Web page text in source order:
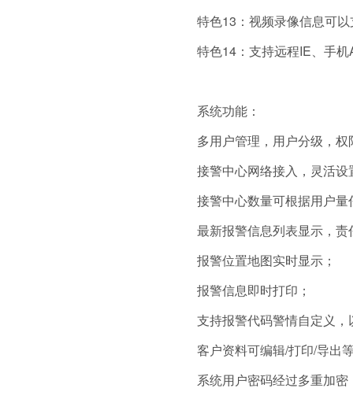
特色13：视频录像信息可
特色14：支持远程IE、手
系统功能：
多用户管理，用户分级，权
接警中心网络接入，灵活
接警中心数量可根据用户
最新报警信息列表显示，
报警位置地图实时显示；
报警信息即时打印；
支持报警代码警情自定义
客户资料可编辑/打印/导出
系统用户密码经过多重加